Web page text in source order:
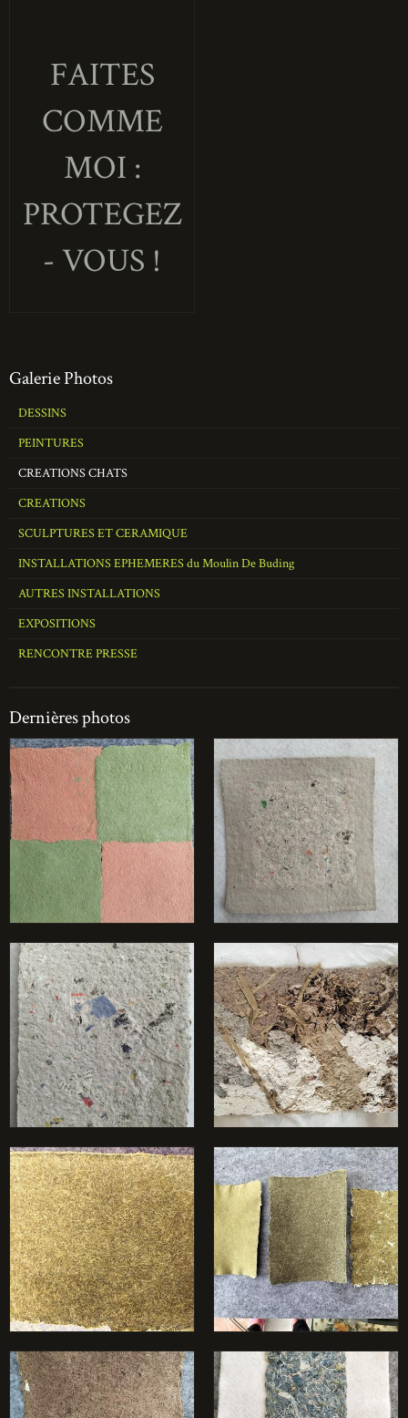
FAITES
COMME
MOI :
PROTEGEZ
- VOUS !
Galerie Photos
DESSINS
PEINTURES
CREATIONS CHATS
CREATIONS
SCULPTURES ET CERAMIQUE
INSTALLATIONS EPHEMERES du Moulin De Buding
AUTRES INSTALLATIONS
EXPOSITIONS
RENCONTRE PRESSE
Dernières photos